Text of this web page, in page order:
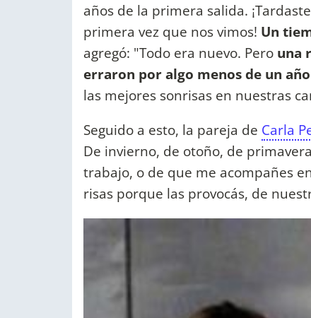
años de la primera salida.
primera vez que nos vimos! Un
agregó: "Todo era nuevo. Pero una
erraron por algo menos de un
las mejores sonrisas en nuestras
Seguido a esto, la pareja de Carla
De invierno, de otoño, de
trabajo, o de que me acompañes
risas porque las provocás, de